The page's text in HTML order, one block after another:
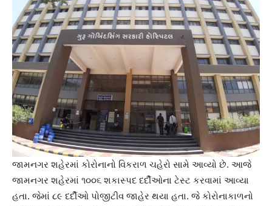
જામનગર શહેરમાં કોરોનાનો વિકરાળ ચહેરો સામે આવ્યો છે. આજે
જામનગર શહેરમાં ૧૦૦૬ શકાસ્પદ દર્દીઓના ટેસ્ટ કરવામાં આવ્યા
હતા. જેમાં ૮૯ દર્દીઓ પોજીટીવ જાહેર થયા હતા. જે કોરોનાકાળનો